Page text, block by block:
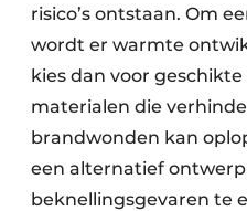
risico’s ontstaan. Om
wordt er warmte
kies dan voor
materialen die
brandwonden kan
een alternatief
beknellingsgevaren te